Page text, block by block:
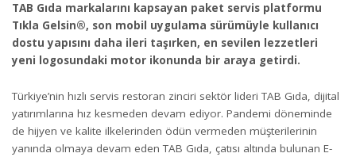
TAB Gıda markalarını kapsayan paket servis platformu
Tıkla Gelsin®, son mobil uygulama sürümüyle kullanıcı
dostu yapısını daha ileri taşırken, en sevilen lezzetleri
yeni logosundaki motor ikonunda bir araya getirdi.
Türkiye’nin hızlı servis restoran zinciri sektör lideri TAB Gıda, dijital
yatırımlarına hız kesmeden devam ediyor. Pandemi döneminde
de hijyen ve kalite ilkelerinden ödün vermeden müşterilerinin
yanında olmaya devam eden TAB Gıda, çatısı altında bulunan E-